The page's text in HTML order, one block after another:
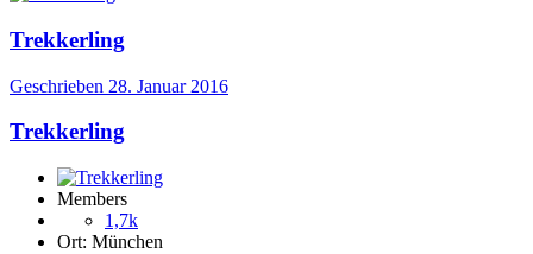
Trekkerling
Geschrieben 28. Januar 2016
Trekkerling
Members
1,7k
Ort: München